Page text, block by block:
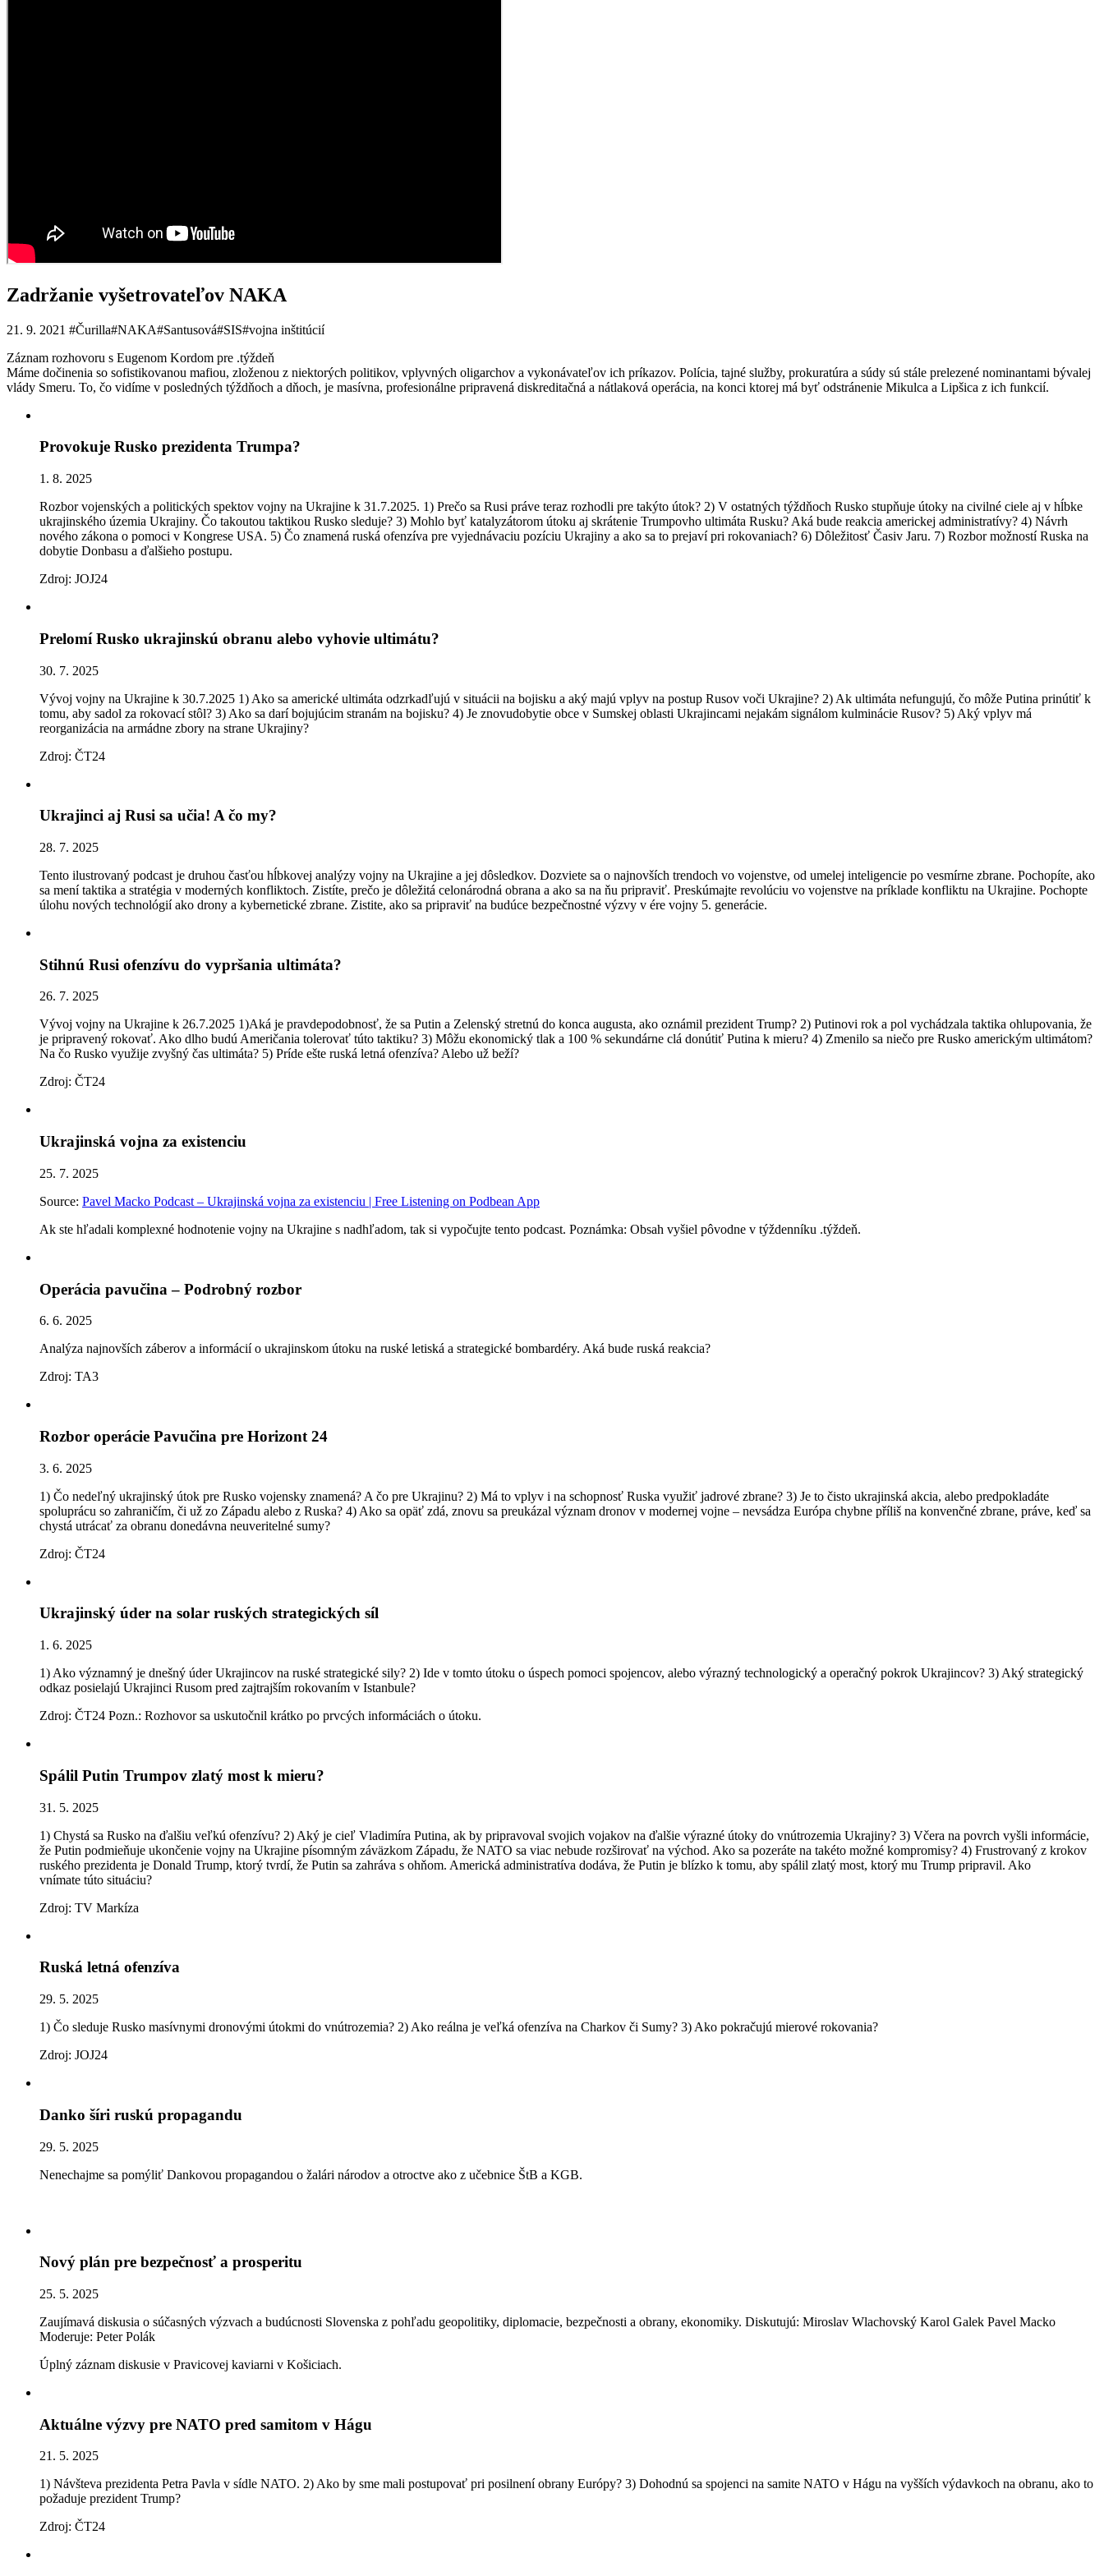
Zadržanie vyšetrovateľov NAKA
21. 9. 2021 #Čurilla#NAKA#Santusová#SIS#vojna inštitúcií
Záznam rozhovoru s Eugenom Kordom pre .týždeň
Máme dočinenia so sofistikovanou mafiou, zloženou z niektorých politikov, vplyvných oligarchov a vykonávateľov ich príkazov. Polícia, tajné služby, prokuratúra a súdy sú stále prelezené nominantami bývalej
vlády Smeru. To, čo vidíme v posledných týždňoch a dňoch, je masívna, profesionálne pripravená diskreditačná a nátlaková operácia, na konci ktorej má byť odstránenie Mikulca a Lipšica z ich funkcií.
Provokuje Rusko prezidenta Trumpa?
1. 8. 2025
Rozbor vojenských a politických spektov vojny na Ukrajine k 31.7.2025. 1) Prečo sa Rusi práve teraz rozhodli pre takýto útok? 2) V ostatných týždňoch Rusko stupňuje útoky na civilné ciele aj v hĺbke
ukrajinského územia Ukrajiny. Čo takoutou taktikou Rusko sleduje? 3) Mohlo byť katalyzátorom útoku aj skrátenie Trumpovho ultimáta Rusku? Aká bude reakcia americkej administratívy? 4) Návrh
nového zákona o pomoci v Kongrese USA. 5) Čo znamená ruská ofenzíva pre vyjednávaciu pozíciu Ukrajiny a ako sa to prejaví pri rokovaniach? 6) Dôležitosť Časiv Jaru. 7) Rozbor možností Ruska na
dobytie Donbasu a ďalšieho postupu.
Zdroj: JOJ24
Prelomí Rusko ukrajinskú obranu alebo vyhovie ultimátu?
30. 7. 2025
Vývoj vojny na Ukrajine k 30.7.2025 1) Ako sa americké ultimáta odzrkadľujú v situácii na bojisku a aký majú vplyv na postup Rusov voči Ukrajine? 2) Ak ultimáta nefungujú, čo môže Putina prinútiť k
tomu, aby sadol za rokovací stôl? 3) Ako sa darí bojujúcim stranám na bojisku? 4) Je znovudobytie obce v Sumskej oblasti Ukrajincami nejakám signálom kulminácie Rusov? 5) Aký vplyv má
reorganizácia na armádne zbory na strane Ukrajiny?
Zdroj: ČT24
Ukrajinci aj Rusi sa učia! A čo my?
28. 7. 2025
Tento ilustrovaný podcast je druhou časťou hĺbkovej analýzy vojny na Ukrajine a jej dôsledkov. Dozviete sa o najnovších trendoch vo vojenstve, od umelej inteligencie po vesmírne zbrane. Pochopíte, ako
sa mení taktika a stratégia v moderných konfliktoch. Zistíte, prečo je dôležitá celonárodná obrana a ako sa na ňu pripraviť. Preskúmajte revolúciu vo vojenstve na príklade konfliktu na Ukrajine. Pochopte
úlohu nových technológií ako drony a kybernetické zbrane. Zistite, ako sa pripraviť na budúce bezpečnostné výzvy v ére vojny 5. generácie.
Stihnú Rusi ofenzívu do vypršania ultimáta?
26. 7. 2025
Vývoj vojny na Ukrajine k 26.7.2025 1)Aká je pravdepodobnosť, že sa Putin a Zelenský stretnú do konca augusta, ako oznámil prezident Trump? 2) Putinovi rok a pol vychádzala taktika ohlupovania, že
je pripravený rokovať. Ako dlho budú Američania tolerovať túto taktiku? 3) Môžu ekonomický tlak a 100 % sekundárne clá donútiť Putina k mieru? 4) Zmenilo sa niečo pre Rusko americkým ultimátom?
Na čo Rusko využije zvyšný čas ultimáta? 5) Príde ešte ruská letná ofenzíva? Alebo už beží?
Zdroj: ČT24
Ukrajinská vojna za existenciu
25. 7. 2025
Source: Pavel Macko Podcast – Ukrajinská vojna za existenciu | Free Listening on Podbean App
Ak ste hľadali komplexné hodnotenie vojny na Ukrajine s nadhľadom, tak si vypočujte tento podcast. Poznámka: Obsah vyšiel pôvodne v týždenníku .týždeň.
Operácia pavučina – Podrobný rozbor
6. 6. 2025
Analýza najnovších záberov a informácií o ukrajinskom útoku na ruské letiská a strategické bombardéry. Aká bude ruská reakcia?
Zdroj: TA3
Rozbor operácie Pavučina pre Horizont 24
3. 6. 2025
1) Čo nedeľný ukrajinský útok pre Rusko vojensky znamená? A čo pre Ukrajinu? 2) Má to vplyv i na schopnosť Ruska využiť jadrové zbrane? 3) Je to čisto ukrajinská akcia, alebo predpokladáte
spoluprácu so zahraničím, či už zo Západu alebo z Ruska? 4) Ako sa opäť zdá, znovu sa preukázal význam dronov v modernej vojne – nevsádza Európa chybne příliš na konvenčné zbrane, práve, keď sa
chystá utrácať za obranu donedávna neuveritelné sumy?
Zdroj: ČT24
Ukrajinský úder na solar ruských strategických síl
1. 6. 2025
1) Ako významný je dnešný úder Ukrajincov na ruské strategické sily? 2) Ide v tomto útoku o úspech pomoci spojencov, alebo výrazný technologický a operačný pokrok Ukrajincov? 3) Aký strategický
odkaz posielajú Ukrajinci Rusom pred zajtrajším rokovaním v Istanbule?
Zdroj: ČT24 Pozn.: Rozhovor sa uskutočnil krátko po prvcých informáciách o útoku.
Spálil Putin Trumpov zlatý most k mieru?
31. 5. 2025
1) Chystá sa Rusko na ďalšiu veľkú ofenzívu? 2) Aký je cieľ Vladimíra Putina, ak by pripravoval svojich vojakov na ďalšie výrazné útoky do vnútrozemia Ukrajiny? 3) Včera na povrch vyšli informácie,
že Putin podmieňuje ukončenie vojny na Ukrajine písomným záväzkom Západu, že NATO sa viac nebude rozširovať na východ. Ako sa pozeráte na takéto možné kompromisy? 4) Frustrovaný z krokov
ruského prezidenta je Donald Trump, ktorý tvrdí, že Putin sa zahráva s ohňom. Americká administratíva dodáva, že Putin je blízko k tomu, aby spálil zlatý most, ktorý mu Trump pripravil. Ako
vnímate túto situáciu?
Zdroj: TV Markíza
Ruská letná ofenzíva
29. 5. 2025
1) Čo sleduje Rusko masívnymi dronovými útokmi do vnútrozemia? 2) Ako reálna je veľká ofenzíva na Charkov či Sumy? 3) Ako pokračujú mierové rokovania?
Zdroj: JOJ24
Danko šíri ruskú propagandu
29. 5. 2025
Nenechajme sa pomýliť Dankovou propagandou o žalári národov a otroctve ako z učebnice ŠtB a KGB.
Nový plán pre bezpečnosť a prosperitu
25. 5. 2025
Zaujímavá diskusia o súčasných výzvach a budúcnosti Slovenska z pohľadu geopolitiky, diplomacie, bezpečnosti a obrany, ekonomiky. Diskutujú: Miroslav Wlachovský Karol Galek Pavel Macko
Moderuje: Peter Polák
Úplný záznam diskusie v Pravicovej kaviarni v Košiciach.
Aktuálne výzvy pre NATO pred samitom v Hágu
21. 5. 2025
1) Návšteva prezidenta Petra Pavla v sídle NATO. 2) Ako by sme mali postupovať pri posilnení obrany Európy? 3) Dohodnú sa spojenci na samite NATO v Hágu na vyšších výdavkoch na obranu, ako to
požaduje prezident Trump?
Zdroj: ČT24